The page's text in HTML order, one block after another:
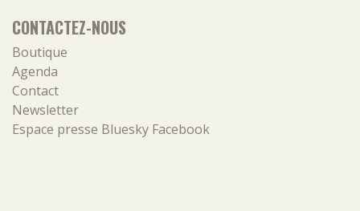
CONTACTEZ-NOUS
Boutique
Agenda
Contact
Newsletter
Espace presse Bluesky Facebook